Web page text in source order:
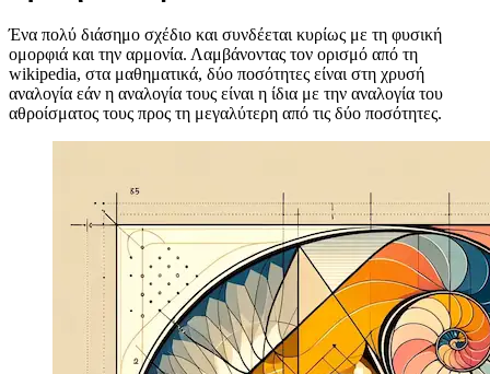
Image 073699ecfc3e
Επόμενα βήματα
πολλές υποκατηγορίες και διεπιστημονικές πτυχές. Ελπίζω να είστε
περίεργοι τώρα για να εξερευνήσετε περισσότερα, καθώς αυτό θα
κάνω. Τα μελλοντικά άρθρα θα επικεντρωθούν περισσότερο σε
συγκεκριμένα στοιχεία της ψηφιακής μορφογένεσης και πιθανώς
στον τρόπο με τον οποίο μπορούν να χρησιμοποιηθούν για να
βελτιώσουν κινούμενες εικόνες ή UX για εφαρμογές Ιστού, καθώς
αυτός εξακολουθεί να είναι ο κύριος τομέας εργασίας μου.